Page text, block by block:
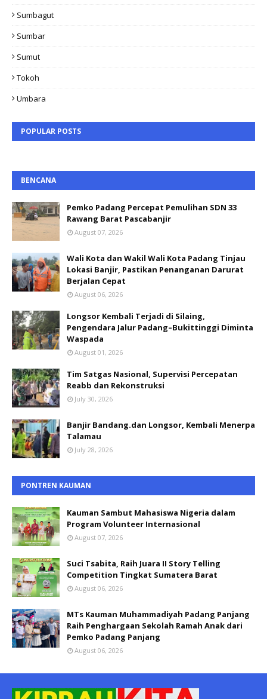
Sumbagut
Sumbar
Sumut
Tokoh
Umbara
POPULAR POSTS
BENCANA
Pemko Padang Percepat Pemulihan SDN 33
Rawang Barat Pascabanjir
August 07, 2026
Wali Kota dan Wakil Wali Kota Padang Tinjau
Lokasi Banjir, Pastikan Penanganan Darurat
Berjalan Cepat
August 06, 2026
Longsor Kembali Terjadi di Silaing,
Pengendara Jalur Padang–Bukittinggi Diminta
Waspada
August 01, 2026
Tim Satgas Nasional, Supervisi Percepatan
Reabb dan Rekonstruksi
July 30, 2026
Banjir Bandang.dan Longsor, Kembali Menerpa
Talamau
July 28, 2026
PONTREN KAUMAN
Kauman Sambut Mahasiswa Nigeria dalam
Program Volunteer Internasional
August 07, 2026
Suci Tsabita, Raih Juara II Story Telling
Competition Tingkat Sumatera Barat
August 06, 2026
MTs Kauman Muhammadiyah Padang Panjang
Raih Penghargaan Sekolah Ramah Anak dari
Pemko Padang Panjang
August 06, 2026